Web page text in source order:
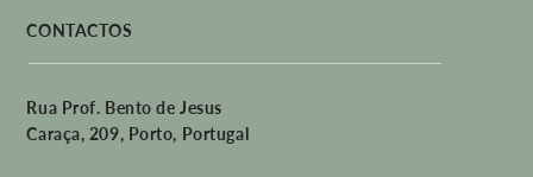
CONTACTOS
Rua Prof. Bento de Jesus
Caraça, 209, Porto, Portugal